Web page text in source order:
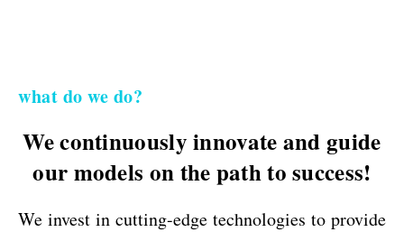
what do we do?
We continuously innovate and guide
our models on the path to success!
We invest in cutting-edge technologies to provide